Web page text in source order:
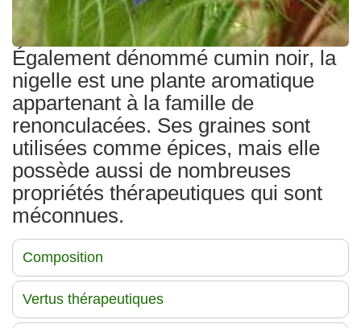
Également dénommé cumin noir, la
nigelle est une plante aromatique
appartenant à la famille de
renonculacées. Ses graines sont
utilisées comme épices, mais elle
possède aussi de nombreuses
propriétés thérapeutiques qui sont
méconnues.
Composition
Vertus thérapeutiques